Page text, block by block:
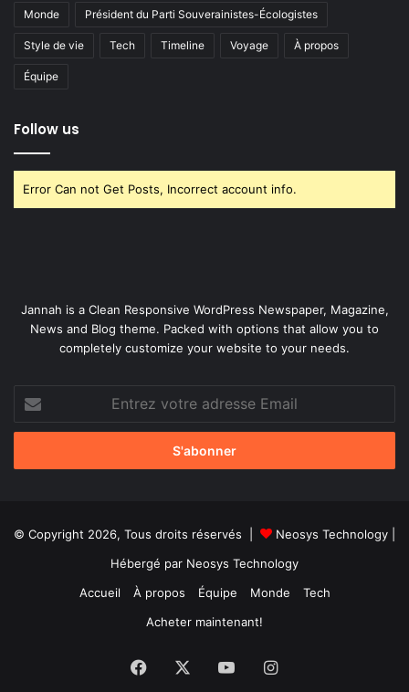
Monde Président du Parti Souverainistes-Écologistes
Style de vie Tech Timeline Voyage À propos
Équipe
Follow us
Error Can not Get Posts, Incorrect account info.
Jannah is a Clean Responsive WordPress Newspaper, Magazine,
News and Blog theme. Packed with options that allow you to
completely customize your website to your needs.
Entrez
votre
adresse
© Copyright 2026, Tous droits réservés | Neosys Technology
Hébergé par Neosys Technology
Accueil
À propos Équipe Monde
Tech
Acheter maintenant!
Facebook YouTubeInstagram